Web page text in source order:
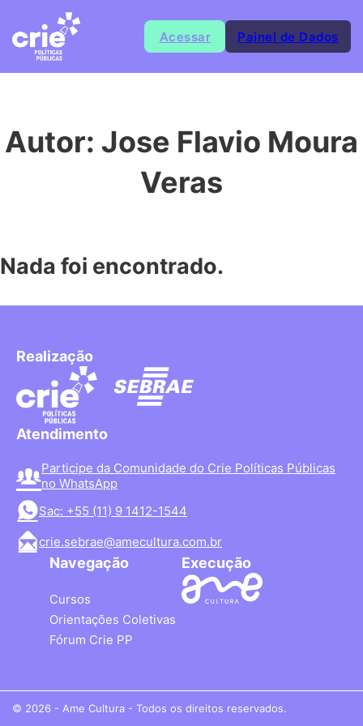
Acessar Painel de Dados
Autor: Jose Flavio Moura
Veras
Nada foi encontrado.
Realização
Atendimento
Participe da Comunidade do Crie Políticas Públicas
no WhatsApp
Sac: +55 (11) 9 1412-1544
crie.sebrae@amecultura.com.br
Navegação
Cursos
Orientações Coletivas
Fórum Crie PP
Execução
© 2026 - Ame Cultura - Todos os direitos reservados.